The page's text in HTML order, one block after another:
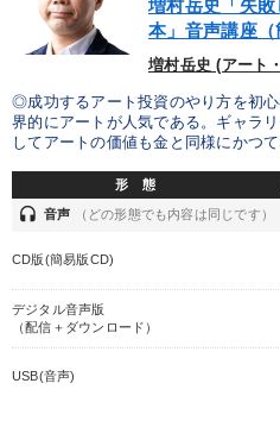
増村岳史「失
本」音声講座（
増村岳史 (アート
◎成功するアート投資のやり方を初
界的にアートが人気である。ギャラ
してアートの価値も金と同様にかつ
形 態
headset 音声 （どの形態でも内容は同じです）
CD版(簡易版CD)
デジタル音声版
（配信＋ダウンロード）
USB(音声)